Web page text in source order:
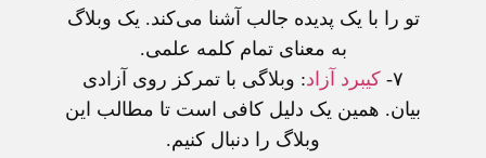
تو را با يک پديده جالب آشنا می‌کند. يک وبلاگ
به معنای تمام کلمه علمی.
۷- کيبرد آزاد: وبلاگی با تمرکز روی آزادی
بيان. همين يک دليل کافی است تا مطالب اين
وبلاگ را دنبال کنيم.